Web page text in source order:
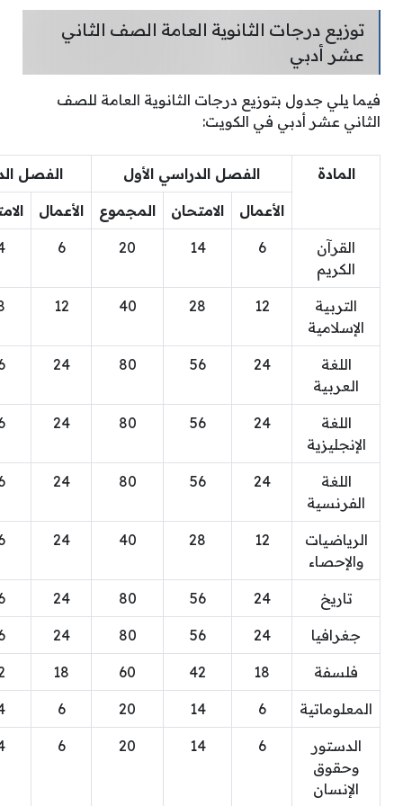
توزيع درجات الثانوية العامة الصف الثاني
عشر أدبي
فيما يلي جدول بتوزيع درجات الثانوية العامة للصف
الثاني عشر أدبي في الكويت:
المادة الفصل الدراسي الأول الفصل
الأعمال الامتحان المجموع الأعمال
القرآن
الكريم
6
14
20
6
التربية
الإسلامية
12
28
40
12
اللغة
العربية
24
56
80
24
اللغة
الإنجليزية
24
56
80
24
اللغة
الفرنسية
24
56
80
24
الرياضيات
والإحصاء
12
28
40
24
تاريخ 24
56
80
24
جغرافيا 24
56
80
24
فلسفة 18
42
60
18
المعلوماتية 6
14
20
6
الدستور
وحقوق
الإنسان
6
14
20
6